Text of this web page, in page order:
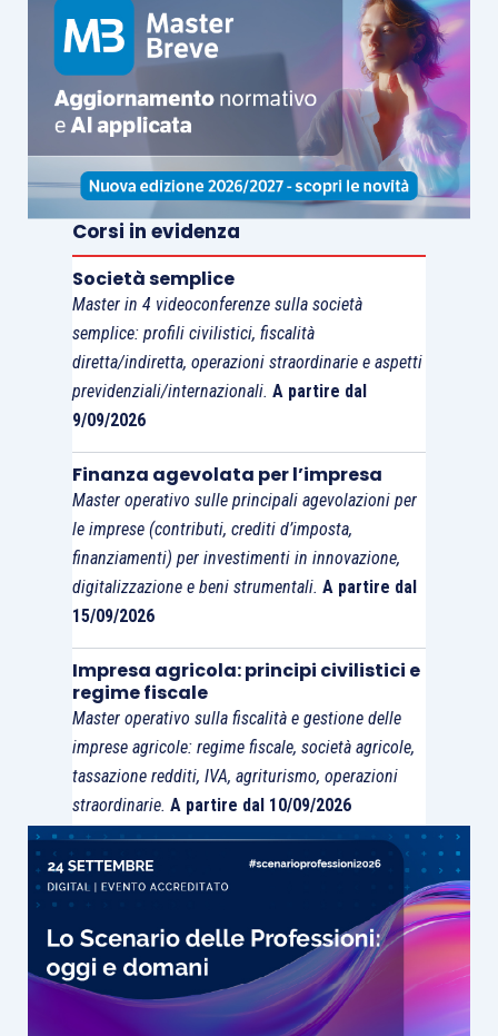
Corsi in evidenza
Società semplice
Master in 4 videoconferenze sulla società
semplice: profili civilistici, fiscalità
diretta/indiretta, operazioni straordinarie e aspetti
previdenziali/internazionali. A partire dal
9/09/2026
Finanza agevolata per l’impresa
Master operativo sulle principali agevolazioni per
le imprese (contributi, crediti d’imposta,
finanziamenti) per investimenti in innovazione,
digitalizzazione e beni strumentali. A partire dal
15/09/2026
Impresa agricola: principi civilistici e
regime fiscale
Master operativo sulla fiscalità e gestione delle
imprese agricole: regime fiscale, società agricole,
tassazione redditi, IVA, agriturismo, operazioni
straordinarie. A partire dal 10/09/2026